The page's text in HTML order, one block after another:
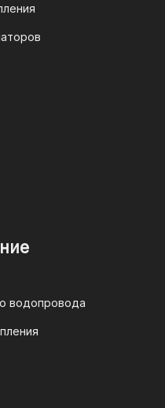
водопровода